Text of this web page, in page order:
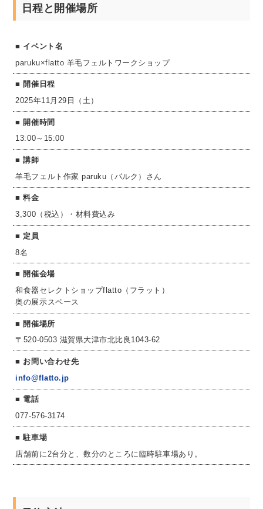
日程と開催場所
イベント名
paruku×flatto 羊毛フェルトワークショップ
開催日程
2025年11月29日（土）
開催時間
13:00～15:00
講師
羊毛フェルト作家 paruku（パルク）さん
料金
3,300（税込）・材料費込み
定員
8名
開催会場
和食器セレクトショップflatto（フラット）
奥の展示スペース
開催場所
〒520-0503 滋賀県大津市北比良1043-62
お問い合わせ先
info@flatto.jp
電話
077-576-3174
駐車場
店舗前に2台分と、数分のところに臨時駐車場あり。